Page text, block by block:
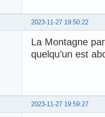
2023-11-27 19:50:22
La Montagne
quelqu’un est
2023-11-27 19:59:27